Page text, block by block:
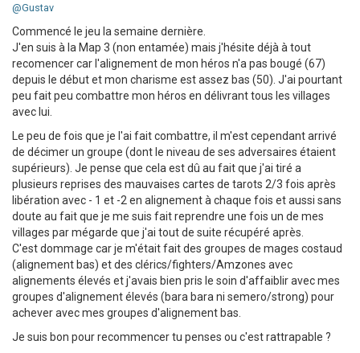
@Gustav
Commencé le jeu la semaine dernière.
J'en suis à la Map 3 (non entamée) mais j'hésite déjà à tout
recomencer car l'alignement de mon héros n'a pas bougé (67)
depuis le début et mon charisme est assez bas (50). J'ai pourtant
peu fait peu combattre mon héros en délivrant tous les villages
avec lui.
Le peu de fois que je l'ai fait combattre, il m'est cependant arrivé
de décimer un groupe (dont le niveau de ses adversaires étaient
supérieurs). Je pense que cela est dû au fait que j'ai tiré a
plusieurs reprises des mauvaises cartes de tarots 2/3 fois après
libération avec - 1 et -2 en alignement à chaque fois et aussi sans
doute au fait que je me suis fait reprendre une fois un de mes
villages par mégarde que j'ai tout de suite récupéré après.
C'est dommage car je m'était fait des groupes de mages costaud
(alignement bas) et des clérics/fighters/Amzones avec
alignements élevés et j'avais bien pris le soin d'affaiblir avec mes
groupes d'alignement élevés (bara bara ni semero/strong) pour
achever avec mes groupes d'alignement bas.
Je suis bon pour recommencer tu penses ou c'est rattrapable ?